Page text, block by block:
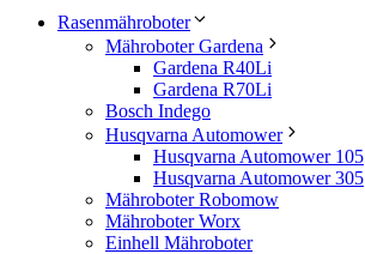
Rasenmähroboter
Mähroboter Gardena
Gardena R40Li
Gardena R70Li
Bosch Indego
Husqvarna Automower
Husqvarna Automower 105
Husqvarna Automower 305
Mähroboter Robomow
Mähroboter Worx
Einhell Mähroboter